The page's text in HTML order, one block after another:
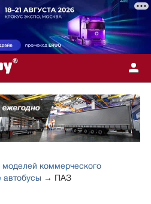
моделей коммерческого
автобусы → ПАЗ